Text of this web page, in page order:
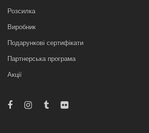
Розсилка
Виробник
Подарункові сертифікати
Партнерська програма
Акції